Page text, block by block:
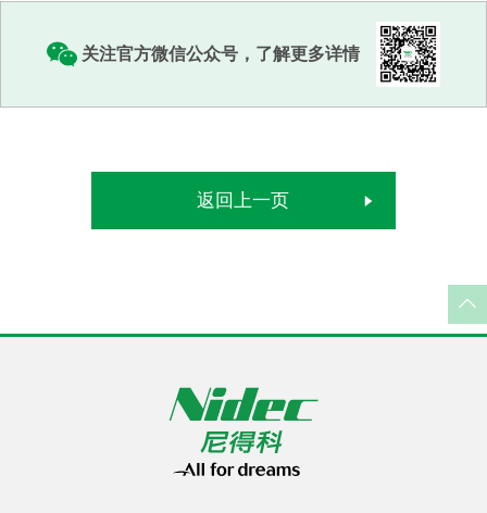
关注官方微信公众号，了解更多详情
返回上一页